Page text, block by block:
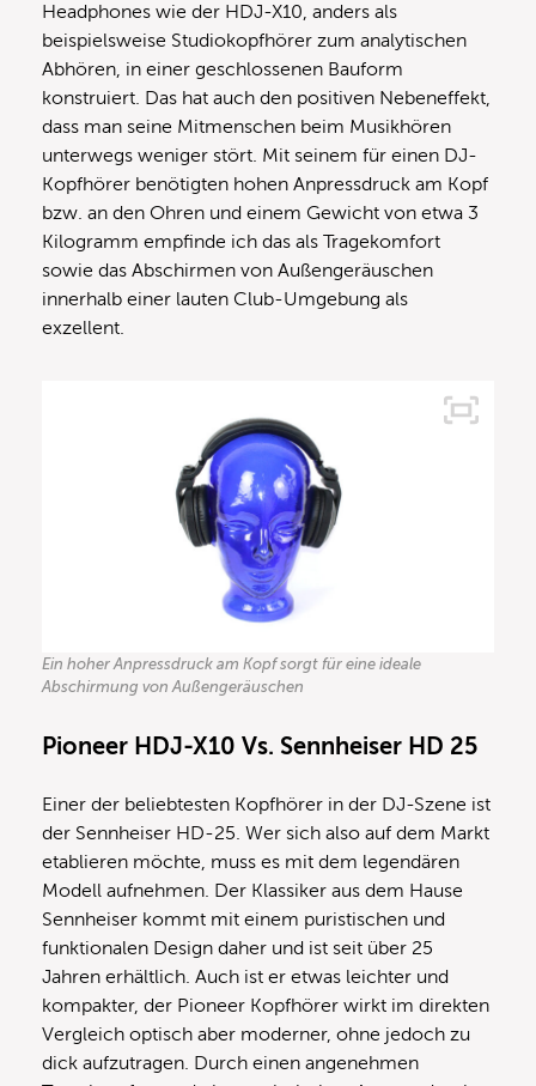
Headphones wie der HDJ-X10, anders als
beispielsweise Studiokopfhörer zum analytischen
Abhören, in einer geschlossenen Bauform
konstruiert. Das hat auch den positiven Nebeneffekt,
dass man seine Mitmenschen beim Musikhören
unterwegs weniger stört. Mit seinem für einen DJ-
Kopfhörer benötigten hohen Anpressdruck am Kopf
bzw. an den Ohren und einem Gewicht von etwa 3
Kilogramm empfinde ich das als Tragekomfort
sowie das Abschirmen von Außengeräuschen
innerhalb einer lauten Club-Umgebung als
exzellent.
Ein hoher Anpressdruck am Kopf sorgt für eine ideale
Abschirmung von Außengeräuschen
Pioneer HDJ-X10 Vs. Sennheiser HD 25
Einer der beliebtesten Kopfhörer in der DJ-Szene ist
der Sennheiser HD-25. Wer sich also auf dem Markt
etablieren möchte, muss es mit dem legendären
Modell aufnehmen. Der Klassiker aus dem Hause
Sennheiser kommt mit einem puristischen und
funktionalen Design daher und ist seit über 25
Jahren erhältlich. Auch ist er etwas leichter und
kompakter, der Pioneer Kopfhörer wirkt im direkten
Vergleich optisch aber moderner, ohne jedoch zu
dick aufzutragen. Durch einen angenehmen